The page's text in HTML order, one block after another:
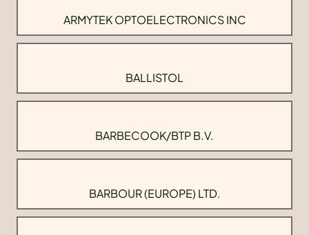
ARMYTEK OPTOELECTRONICS INC
BALLISTOL
BARBECOOK/BTP B.V.
BARBOUR (EUROPE) LTD.